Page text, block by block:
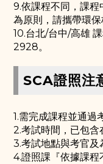
9.依課程不同，課
為原則，請攜帶環保
10.台北/台中/高雄
2928。
SCA證照注
1.需完成課程並通過
2.考試時間，已包含
3.考試地點與考官及
4.證照課『依據課